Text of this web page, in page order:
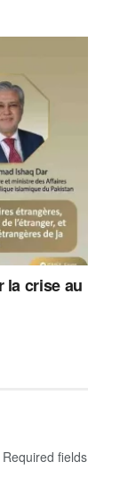
la crise au
Required fields